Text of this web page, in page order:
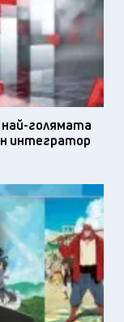
голямата
интегратор